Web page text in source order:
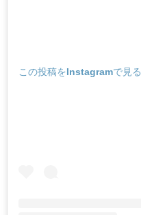
この投稿をInstagramで見る